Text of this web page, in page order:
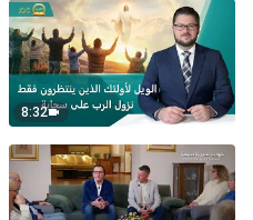
8:32